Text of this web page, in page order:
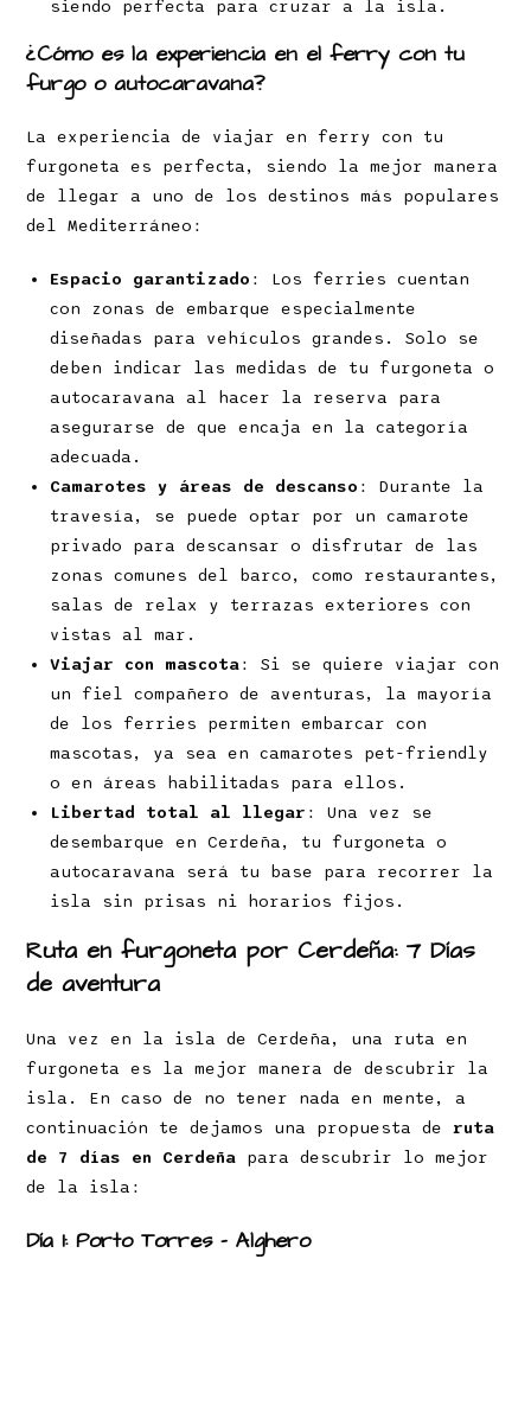
siendo perfecta para cruzar a la isla.
¿Cómo es la experiencia en el ferry con tu
furgo o autocaravana?
La experiencia de viajar en ferry con tu
furgoneta es perfecta, siendo la mejor manera
de llegar a uno de los destinos más populares
del Mediterráneo:
Espacio garantizado : Los ferries cuentan
con zonas de embarque especialmente
diseñadas para vehículos grandes. Solo se
deben indicar las medidas de tu furgoneta o
autocaravana al hacer la reserva para
asegurarse de que encaja en la categoría
adecuada.
Camarotes y áreas de descanso : Durante la
travesía, se puede optar por un camarote
privado para descansar o disfrutar de las
zonas comunes del barco, como restaurantes,
salas de relax y terrazas exteriores con
vistas al mar.
Viajar con mascota: Si se quiere viajar con
un fiel compañero de aventuras, la mayoría
de los ferries permiten embarcar con
mascotas, ya sea en camarotes pet-friendly
o en áreas habilitadas para ellos.
Libertad total al llegar : Una vez se
desembarque en Cerdeña, tu furgoneta o
autocaravana será tu base para recorrer la
isla sin prisas ni horarios fijos.
Ruta en furgoneta por Cerdeña: 7 Días
de aventura
Una vez en la isla de Cerdeña, una ruta en
furgoneta es la mejor manera de descubrir la
isla. En caso de no tener nada en mente, a
continuación te dejamos una propuesta deruta
de 7 días en Cerdeña para descubrir lo mejor
de la isla:
Día 1: Porto Torres – Alghero